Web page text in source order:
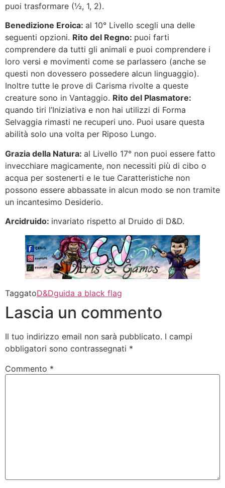
puoi trasformare (½, 1, 2).
Benedizione Eroica: al 10° Livello scegli una delle
seguenti opzioni. Rito del Regno: puoi farti
comprendere da tutti gli animali e puoi comprendere i
loro versi e movimenti come se parlassero (anche se
questi non dovessero possedere alcun linguaggio).
Inoltre tutte le prove di Carisma rivolte a queste
creature sono in Vantaggio. Rito del Plasmatore:
quando tiri l’Iniziativa e non hai utilizzi di Forma
Selvaggia rimasti ne recuperi uno. Puoi usare questa
abilità solo una volta per Riposo Lungo.
Grazia della Natura: al Livello 17° non puoi essere fatto
invecchiare magicamente, non necessiti più di cibo o
acqua per sostenerti e le tue Caratteristiche non
possono essere abbassate in alcun modo se non tramite
un incantesimo Desiderio.
Arcidruido: invariato rispetto al Druido di D&D.
TaggatoD&Dguida a black flag
Lascia un commento
Il tuo indirizzo email non sarà pubblicato. I campi
obbligatori sono contrassegnati *
Commento *